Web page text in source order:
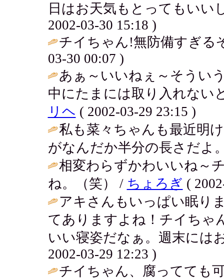
日はお天気もとってもい
2002-03-30 15:18 )
チイちゃん!無防備すぎ
03-30 00:07 )
あぁ～いいねぇ～そうい
中にたまには取り入れない
リヘ ( 2002-03-29 23:15 )
私も菜々ちゃんも最近明
がなんだか半分の長さだよ
相変わらずかわいいね～
ね。（笑） / ちょろぎ (
アキさんもいっぱい眠り
てありますよね！チイちゃ
いい寝姿だなぁ。週末には
2002-03-29 12:23 )
チイちゃん、腐ってても